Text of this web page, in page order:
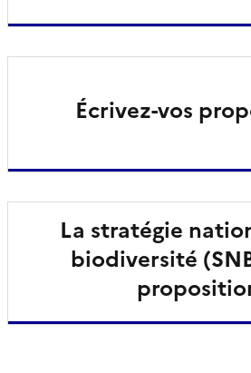
Écrivez-vos
La stratégie
biodiversité